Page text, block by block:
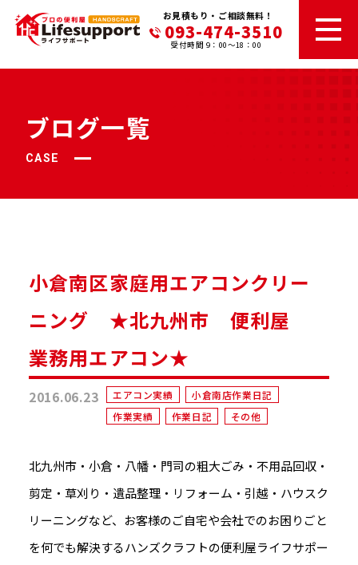
お見積もり・ご相談無料！
093-474-3510
受付時間 9：00～18：00
ブログ一覧
CASE
小倉南区家庭用エアコンクリー
ニング ★北九州市 便利屋
業務用エアコン★
2016.06.23 エアコン実績
小倉南店作業日記
作業実績
作業日記 その他
北九州市・小倉・八幡・門司の粗大ごみ・不用品回収・
剪定・草刈り・遺品整理・リフォーム・引越・ハウスク
リーニングなど、お客様のご自宅や会社でのお困りごと
を何でも解決するハンズクラフトの便利屋ライフサポー